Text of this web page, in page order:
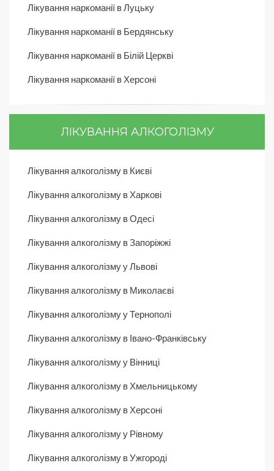
Лікування наркоманії в Луцьку
Лікування наркоманії в Бердянську
Лікування наркоманії в Білій Церкві
Лікування наркоманії в Херсоні
ЛІКУВАННЯ АЛКОГОЛІЗМУ
Лікування алкоголізму в Києві
Лікування алкоголізму в Харкові
Лікування алкоголізму в Одесі
Лікування алкоголізму в Запоріжжі
Лікування алкоголізму у Львові
Лікування алкоголізму в Миколаєві
Лікування алкоголізму у Тернополі
Лікування алкоголізму в Івано-Франківську
Лікування алкоголізму у Вінниці
Лікування алкоголізму в Хмельницькому
Лікування алкоголізму в Херсоні
Лікування алкоголізму у Рівному
Лікування алкоголізму в Ужгороді